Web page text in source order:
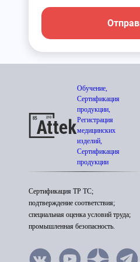
Обучение,
Сертификация
продукции,
Регистрация
медицинских
изделий,
Сертификация
продукции
Сертификация ТР ТС;
подтверждение соответствия;
специальная оценка условий труда;
промышленная безопасность.